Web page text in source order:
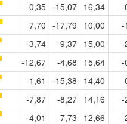
-0,35 -15,07 16,34
-
7,70 -17,79 10,00
-
-3,74 -9,37 15,00
-
-12,67 -4,68 15,64
-
1,61 -15,38 14,40
-7,87 -8,27 14,16
-
-4,01 -7,73 12,66
-